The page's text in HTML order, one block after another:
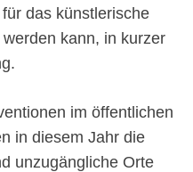
das künstlerische
kann, in kurzer
im öffentlichen
in diesem Jahr die
unzugängliche Orte